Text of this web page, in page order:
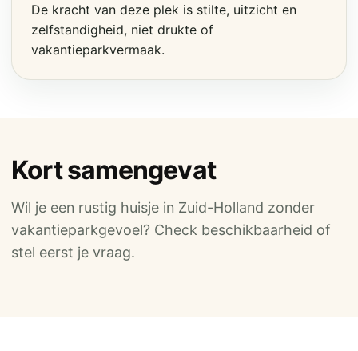
De kracht van deze plek is stilte, uitzicht en
zelfstandigheid, niet drukte of
vakantieparkvermaak.
Kort samengevat
Wil je een rustig huisje in Zuid-Holland zonder
vakantieparkgevoel? Check beschikbaarheid of
stel eerst je vraag.